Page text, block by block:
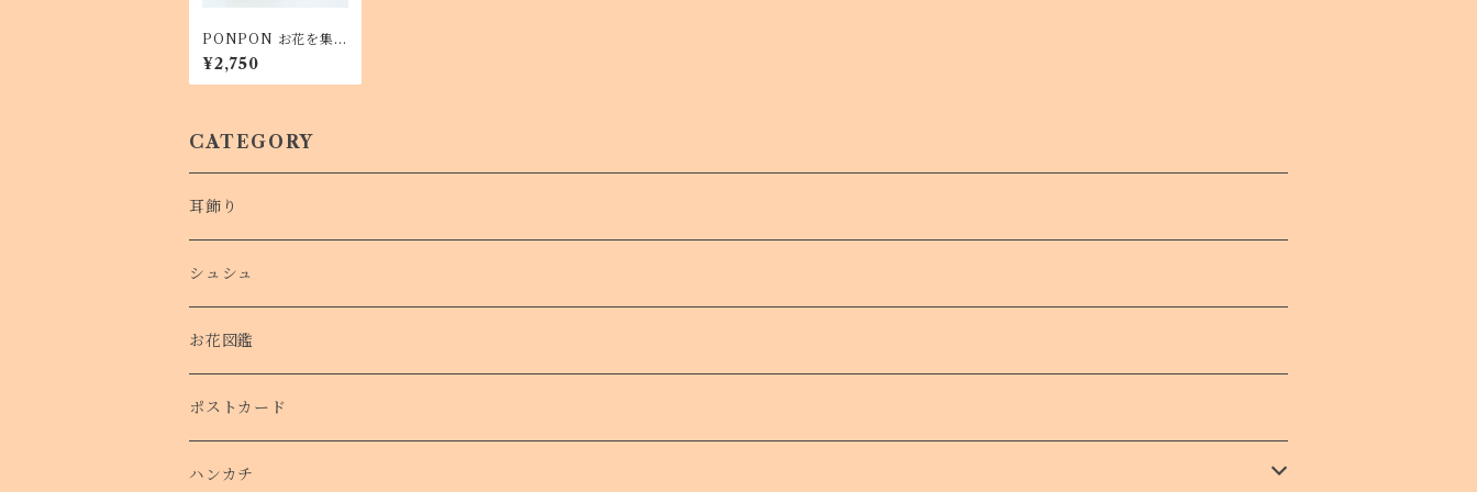
PONPON お花を集め
たヘアゴムorポニーフ
ック マーメイド
¥2,750
CATEGORY
耳飾り
シュシュ
お花図鑑
ポストカード
ハンカチ